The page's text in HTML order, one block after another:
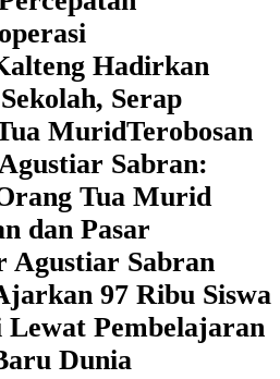
Hadirkan
Serap
Murid‎Terobosan
Sabran:
Tua Murid
dan Pasar
Agustiar Sabran
97 Ribu Siswa
Pembelajaran
Dunia